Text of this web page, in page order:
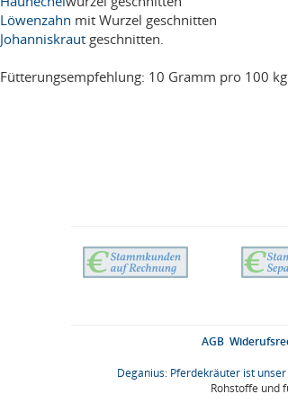
Löwenzahn mit Wurzel geschnitten
Johanniskraut geschnitten.
Fütterungsempfehlung: 10 Gramm pro 100
AGB
Deganius: Pferdekräuter ist
Rohstoffe und